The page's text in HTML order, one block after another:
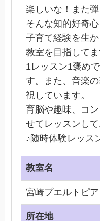
楽しいな！また弾
そんな知的好奇
子育て経験を生
教室を目指してま
1レッスン1褒め
す。また、音楽
視しています。
育脳や趣味、コ
せてレッスンして
♪随時体験レッス
教室名
宮崎プエルトピ
所在地